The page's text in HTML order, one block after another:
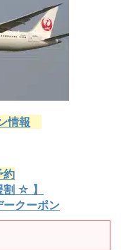
情報
約
☆ 】
クーポン